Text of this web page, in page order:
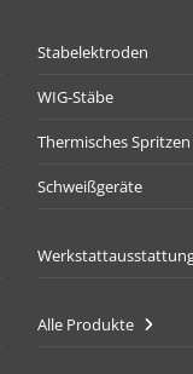
Stabelektroden
WIG-Stäbe
Thermisches Spritzen
Schweißgeräte
Alle Produkte